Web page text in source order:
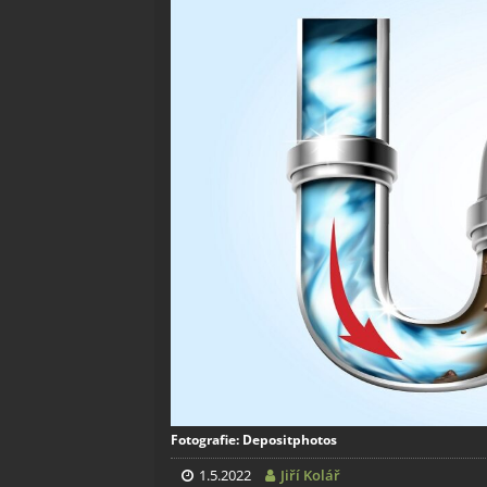
Fotografie: Depositphotos
1.5.2022 Jiří Kolář